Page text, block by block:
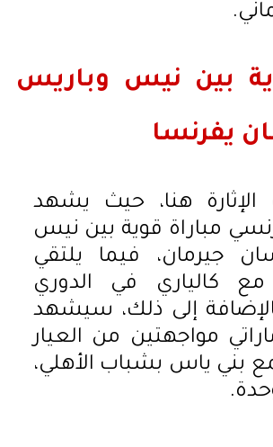
بين نيس وباريس
يفرنسا
الإثارة هنا، حيث يشهد
مباراة قوية بين نيس
جيرمان، فيما يلتقي
كالياري في الدوري
إلى ذلك، سيشهد
مواجهتين من العيار
بني ياس بشباب الأهلي،